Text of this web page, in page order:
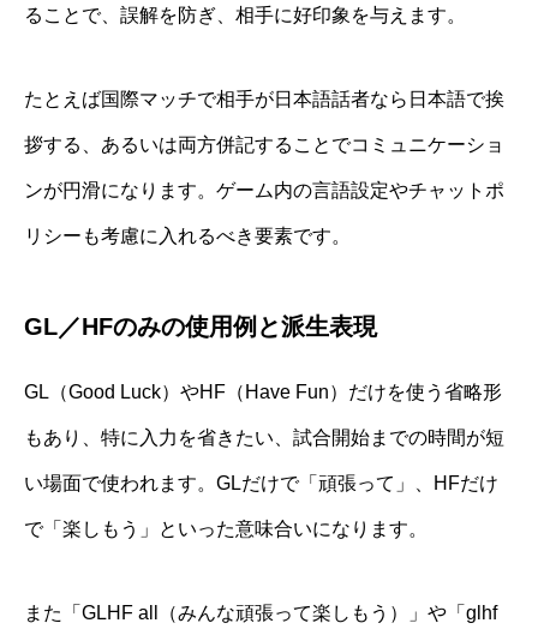
ることで、誤解を防ぎ、相手に好印象を与えます。
たとえば国際マッチで相手が日本語話者なら日本語で挨
拶する、あるいは両方併記することでコミュニケーショ
ンが円滑になります。ゲーム内の言語設定やチャットポ
リシーも考慮に入れるべき要素です。
GL／HFのみの使用例と派生表現
GL（Good Luck）やHF（Have Fun）だけを使う省略形
もあり、特に入力を省きたい、試合開始までの時間が短
い場面で使われます。GLだけで「頑張って」、HFだけ
で「楽しもう」といった意味合いになります。
また「GLHF all（みんな頑張って楽しもう）」や「glhf